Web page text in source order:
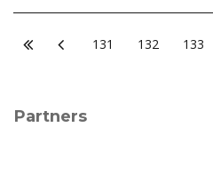
131 132 133
Partners